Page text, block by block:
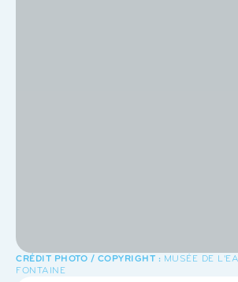
MUSÉE DE
FONTAINE